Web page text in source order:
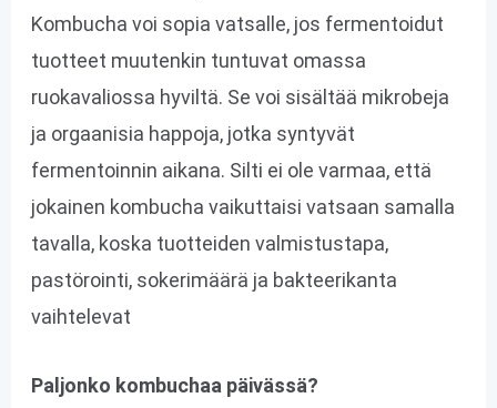
Kombucha voi sopia vatsalle, jos fermentoidut
tuotteet muutenkin tuntuvat omassa
ruokavaliossa hyviltä. Se voi sisältää mikrobeja
ja orgaanisia happoja, jotka syntyvät
fermentoinnin aikana. Silti ei ole varmaa, että
jokainen kombucha vaikuttaisi vatsaan samalla
tavalla, koska tuotteiden valmistustapa,
pastörointi, sokerimäärä ja bakteerikanta
vaihtelevat
Paljonko kombuchaa päivässä?